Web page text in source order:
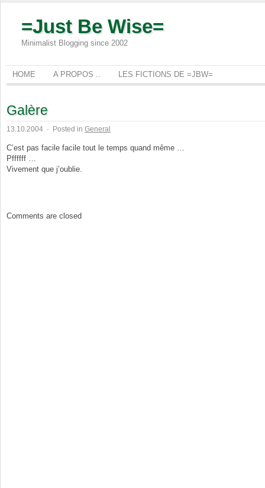
=Just Be Wise=
Minimalist Blogging since 2002
HOME A PROPOS .. LES FICTIONS DE =JBW=
Galère
13.10.2004 · Posted in General
C’est pas facile facile tout le temps quand même …
Pffffff …
Vivement que j’oublie.
Comments are closed